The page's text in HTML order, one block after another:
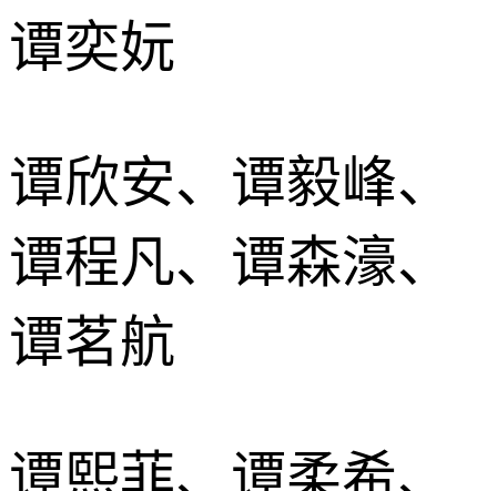
谭奕妧
谭欣安、谭毅峰、
谭程凡、谭森濠、
谭茗航
谭熙菲、谭柔希、